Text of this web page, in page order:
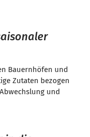
Bauernhöfen und
Zutaten bezogen
und